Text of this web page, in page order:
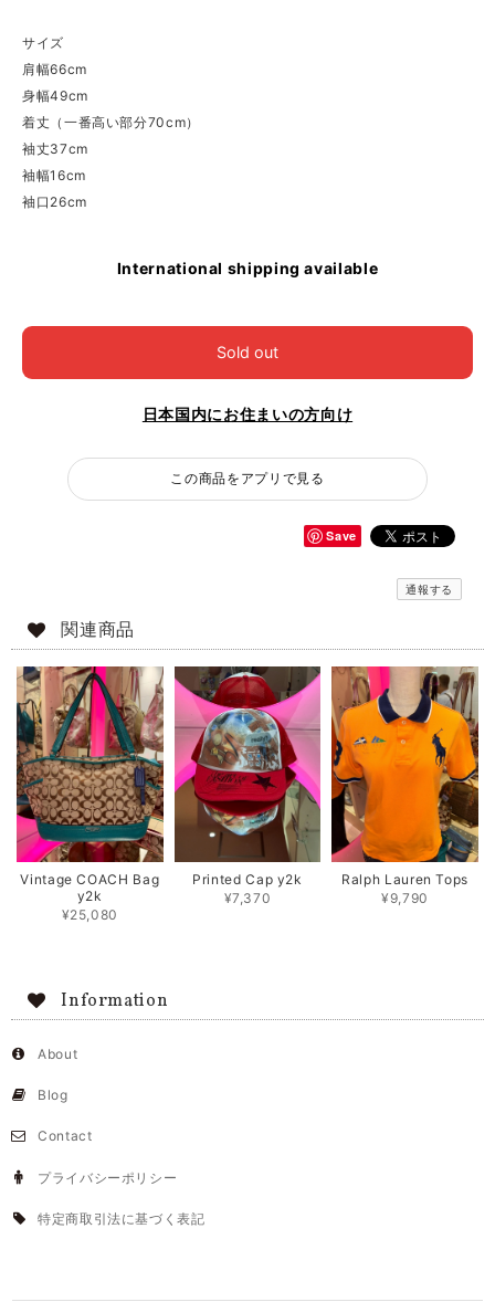
サイズ
肩幅66cm
身幅49cm
着丈（一番高い部分70cm）
袖丈37cm
袖幅16cm
袖口26cm
International shipping available
Sold out
日本国内にお住まいの方向け
この商品をアプリで見る
Save
通報する
関連商品
Vintage COACH Bag
y2k
¥25,080
Printed Cap y2k
¥7,370
Ralph Lauren Tops
¥9,790
Information
About
Blog
Contact
プライバシーポリシー
特定商取引法に基づく表記